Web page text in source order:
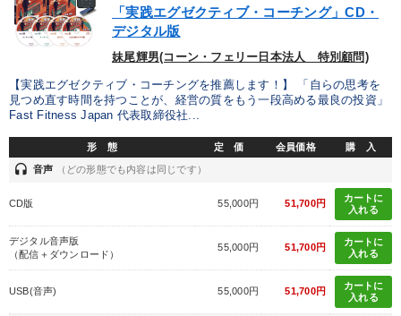
「実践エグゼクティブ・コーチング」CD・
デジタル版
妹尾輝男(コーン・フェリー日本法人 特別顧問)
【実践エグゼクティブ・コーチングを推薦します！】 「自らの思考を
見つめ直す時間を持つことが、経営の質をもう一段高める最良の投資」
Fast Fitness Japan 代表取締役社...
形 態 定 価 会員価格 購 入
headset 音声 （どの形態でも内容は同じです）
CD版 55,000円 51,700円
カートに
入れる
デジタル音声版
（配信＋ダウンロード）
55,000円 51,700円
カートに
入れる
USB(音声) 55,000円 51,700円
カートに
入れる